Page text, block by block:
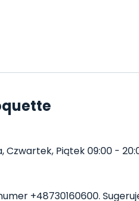
Piątek 09:00 -
+48730160600.